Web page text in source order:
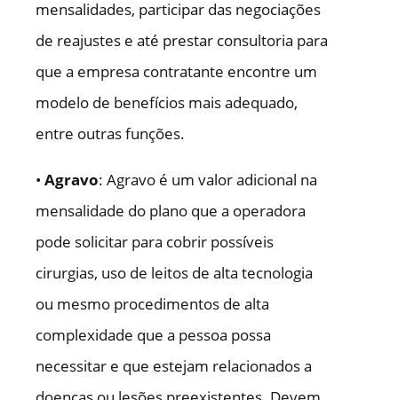
mensalidades, participar das negociações
de reajustes e até prestar consultoria para
que a empresa contratante encontre um
modelo de benefícios mais adequado,
entre outras funções.
• Agravo: Agravo é um valor adicional na
mensalidade do plano que a operadora
pode solicitar para cobrir possíveis
cirurgias, uso de leitos de alta tecnologia
ou mesmo procedimentos de alta
complexidade que a pessoa possa
necessitar e que estejam relacionados a